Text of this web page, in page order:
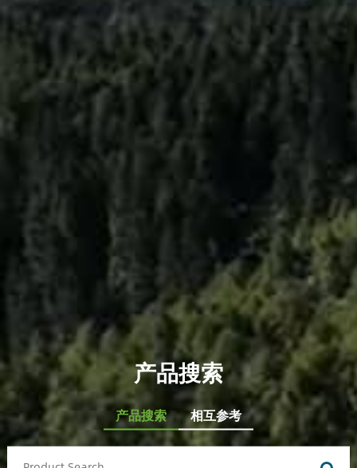
产品搜索
产品搜索 相互参考